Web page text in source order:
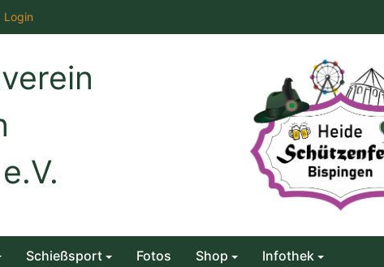
Login
Schießsport Fotos Shop Infothek